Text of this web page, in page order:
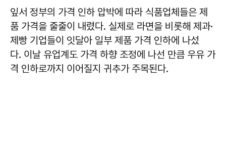
잎서 정부의 가격 인하 압박에 따라 식품업체들은 제
품 가격을 줄줄이 내렸다. 실제로 라면을 비롯해 제과·
제빵 기업들이 잇달아 일부 제품 가격 인하에 나섰
다. 이날 유업계도 가격 하향 조정에 나선 만큼 우유 가
격 인하로까지 이어질지 귀추가 주목된다.